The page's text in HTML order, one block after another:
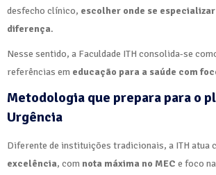
desfecho clínico, escolher onde se especializar
diferença.
Nesse sentido, a Faculdade ITH consolida-se
referências em educação para a saúde com
Metodologia que prepara para o
Urgência
Diferente de instituições tradicionais, a ITH atua
excelência, com nota máxima no MEC e foco na